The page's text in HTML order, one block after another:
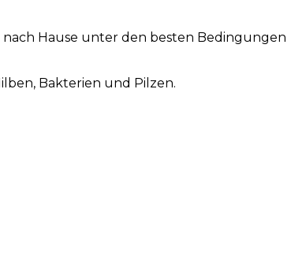
Hause unter den besten Bedingungen
Bakterien und Pilzen.